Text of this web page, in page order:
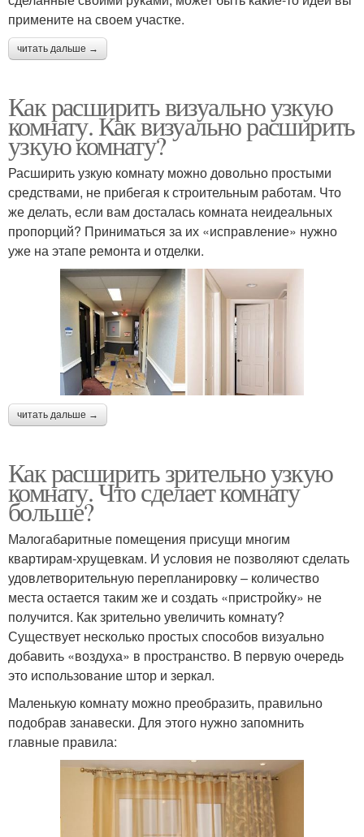
примените на своем участке.
читать дальше →
Как расширить визуально узкую
комнату. Как визуально расширить
узкую комнату?
Расширить узкую комнату можно довольно простыми
средствами, не прибегая к строительным работам. Что
же делать, если вам досталась комната неидеальных
пропорций? Приниматься за их «исправление» нужно
уже на этапе ремонта и отделки.
читать дальше →
Как расширить зрительно узкую
комнату. Что сделает комнату
больше?
Малогабаритные помещения присущи многим
квартирам-хрущевкам. И условия не позволяют сделать
удовлетворительную перепланировку – количество
места остается таким же и создать «пристройку» не
получится. Как зрительно увеличить комнату?
Существует несколько простых способов визуально
добавить «воздуха» в пространство. В первую очередь
это использование штор и зеркал.
Маленькую комнату можно преобразить, правильно
подобрав занавески. Для этого нужно запомнить
главные правила: